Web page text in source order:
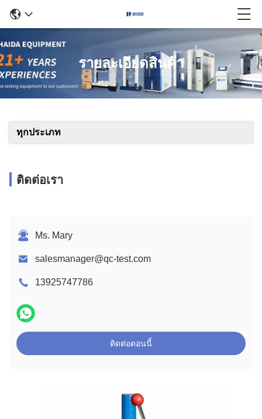
รายละเอียดสินค้า
ทุกประเภท
ติดต่อเรา
Ms. Mary
salesmanager@qc-test.com
13925747786
ติดต่อตอนนี้